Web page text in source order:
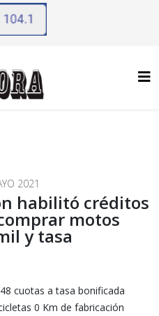
2021
habilitó créditos
motos
y tasa
cuotas a tasa bonificada
0 Km de fabricación